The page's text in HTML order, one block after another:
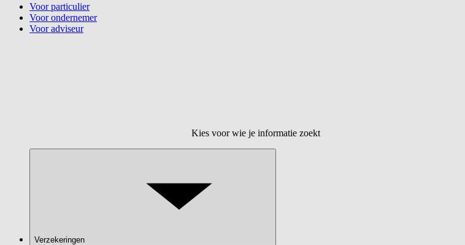
Voor particulier
Voor ondernemer
Voor adviseur
Kies voor wie je informatie zoekt
Verzekeringen